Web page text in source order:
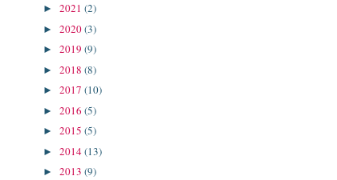
► 2021 (2)
► 2020(3)
► 2019 (9)
► 2018 (8)
► 2017 (10)
► 2016 (5)
► 2015 (5)
► 2014(13)
► 2013 (9)